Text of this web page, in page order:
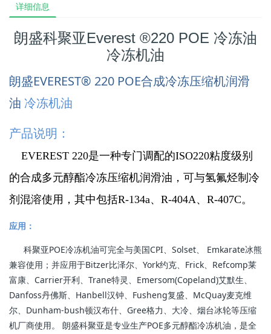
详细信息
朗盛科聚亚Everest ®220 POE 冷冻油
冷冻机油
朗盛EVEREST® 220 POE合成冷冻压缩机润滑
油 冷冻机油
产品说明：
EVEREST 220是一种专门调配的ISO220粘度级别
的合成多元醇酯冷冻压缩机润滑油，可与氢氟烃制冷
剂混溶使用，其中包括R-134a、R-404A、R-407C。
应用：
科聚亚POE冷冻机油可完全与美国CPI、Solset、 Emkarate冰熊
兼容使用；并应用于Bitzer比泽尔、York约克、Frick、Refcomp莱
富康、Carrier开利、Trane特灵、Emersom(Copeland)艾默生、
Danfoss丹佛斯、Hanbell汉钟、Fusheng复盛、McQuay麦克维
尔、Dunham-bush顿汉布什、Gree格力、大冷、烟台冰轮等压缩
机厂商使用。 朗盛科聚亚是专业生产POE多元醇酯冷冻机油，是全